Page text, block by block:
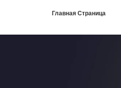
Главная Страница